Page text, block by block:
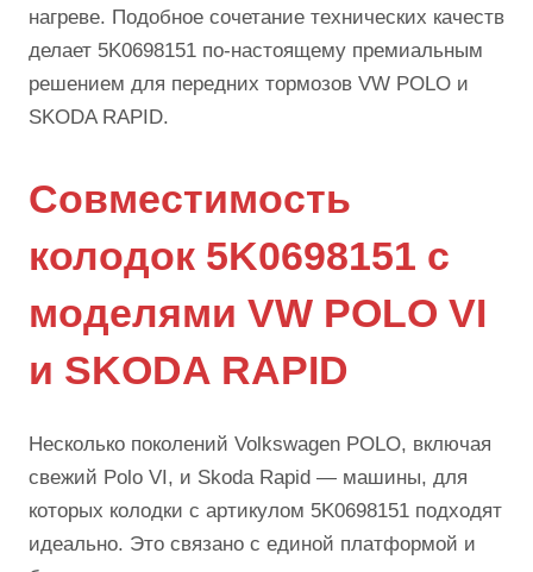
нагреве. Подобное сочетание технических качеств
делает 5K0698151 по-настоящему премиальным
решением для передних тормозов VW POLO и
SKODA RAPID.
Совместимость
колодок 5K0698151 с
моделями VW POLO VI
и SKODA RAPID
Несколько поколений Volkswagen POLO, включая
свежий Polo VI, и Skoda Rapid — машины, для
которых колодки с артикулом 5K0698151 подходят
идеально. Это связано с единой платформой и